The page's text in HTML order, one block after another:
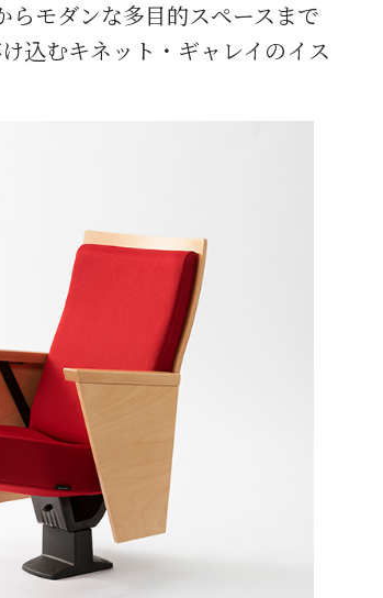
らモダンな多目的スペースまで
込むキネット・ギャレイのイス